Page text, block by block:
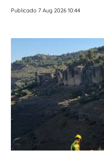
Publicado 7 Aug 2026 10:44